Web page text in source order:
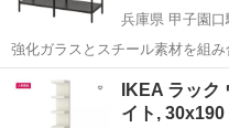
兵庫県 甲子園口
強化ガラスとスチール素材を組
ェルフです。 - ブランド: IKEA - モデル: VITTSJÖ ヴィットショー -
カラー: ブラックブラウン - 素材:
兵庫 甲子園口駅
IKEA ラック ウォールシェルフユニット, ホワ
イト, 30x190